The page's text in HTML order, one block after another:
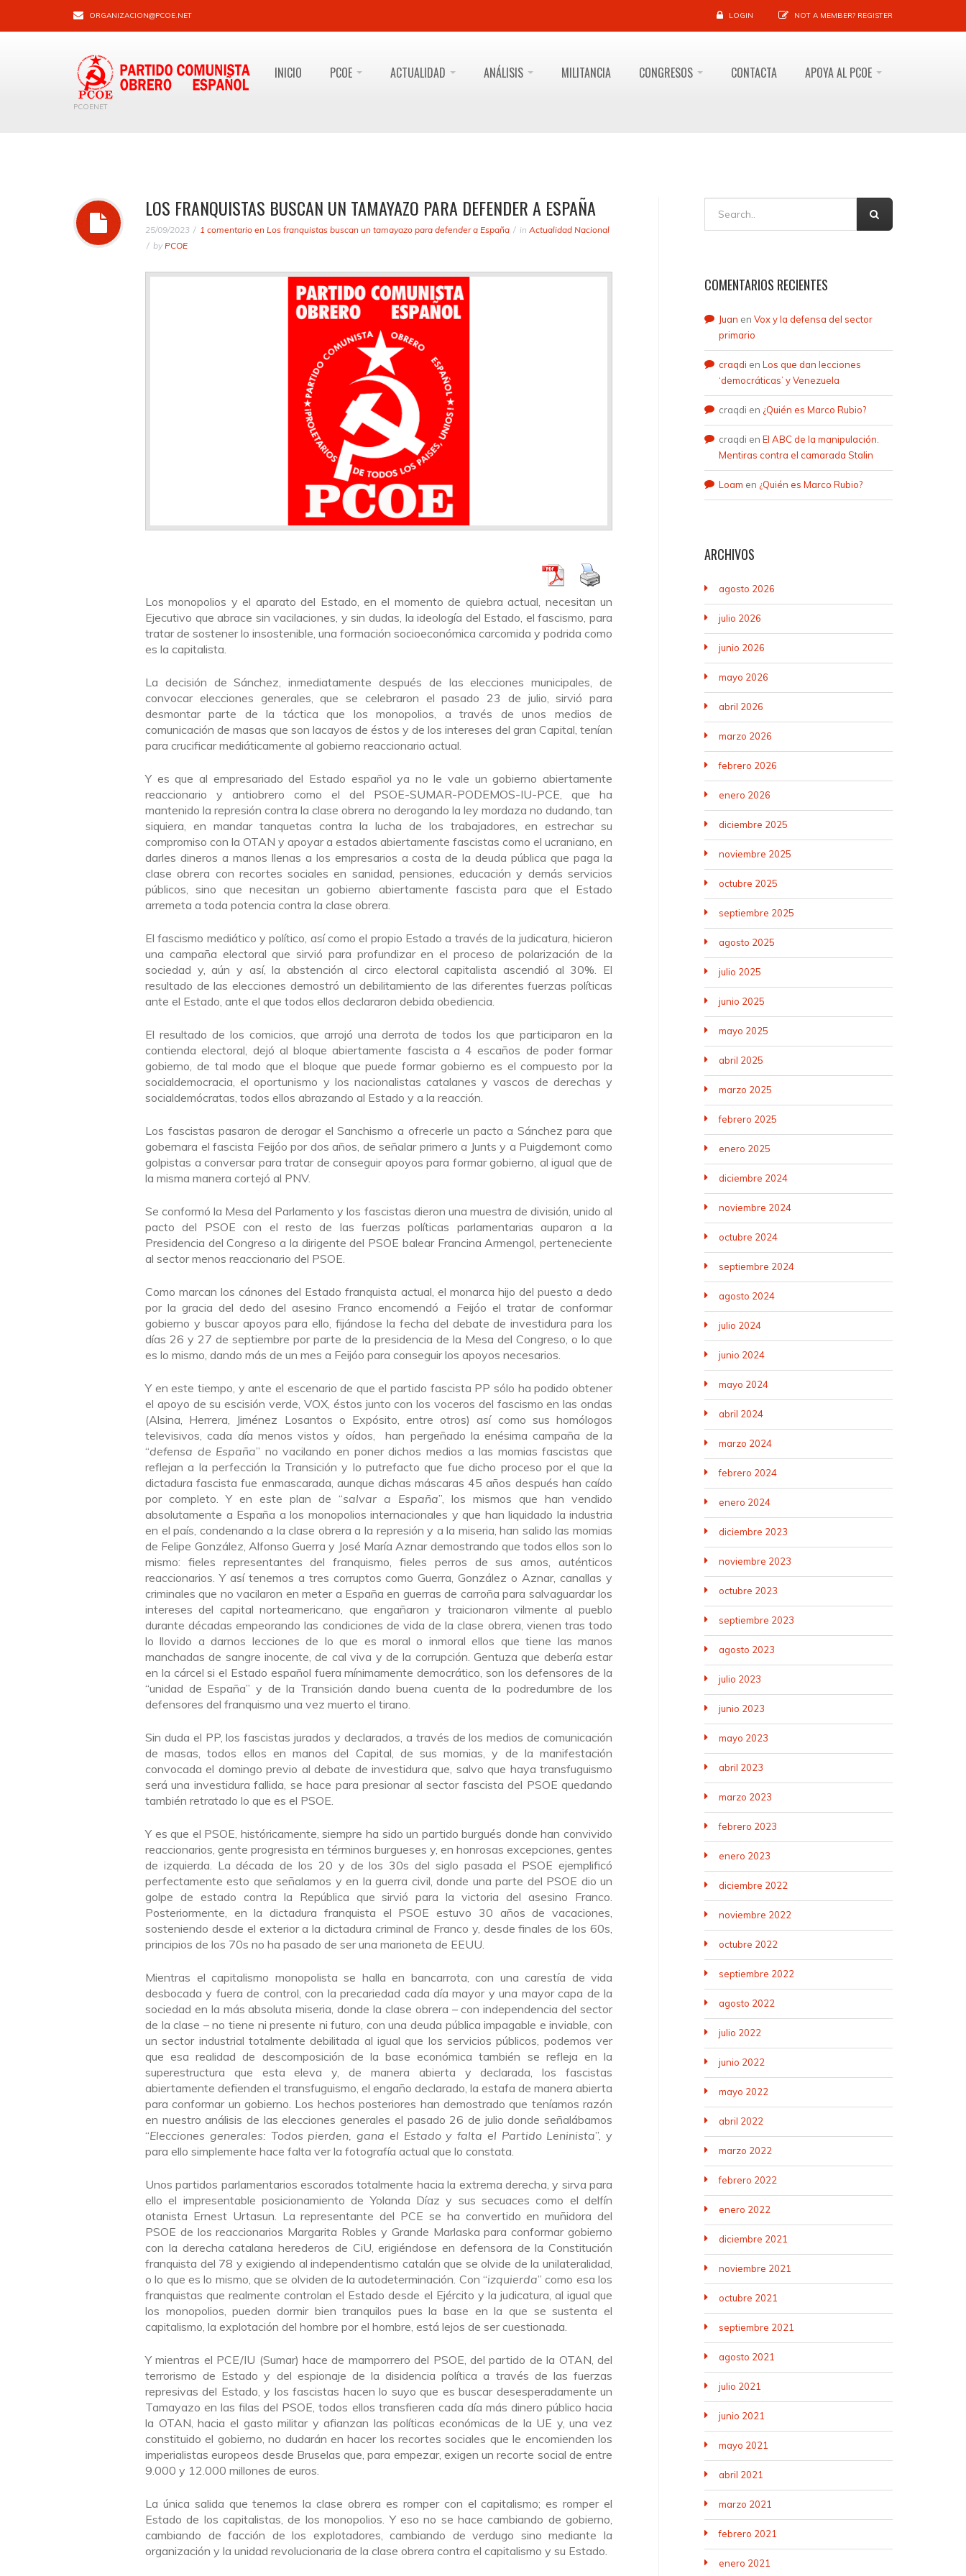
ORGANIZACION@PCOE.NET LOGIN NOT A MEMBER? REGISTER
PCOENET
INICIO PCOE ACTUALIDAD ANÁLISIS MILITANCIA CONGRESOS CONTACTA APOYA AL PCOE
LOS FRANQUISTAS BUSCAN UN TAMAYAZO PARA DEFENDER A ESPAÑA
25/09/2023 1 comentario en Los franquistas buscan un tamayazo para defender a España in Actualidad Nacional
by PCOE
Los monopolios y el aparato del Estado, en el momento de quiebra actual, necesitan un
Ejecutivo que abrace sin vacilaciones, y sin dudas, la ideología del Estado, el fascismo, para
tratar de sostener lo insostenible, una formación socioeconómica carcomida y podrida como
es la capitalista.
La decisión de Sánchez, inmediatamente después de las elecciones municipales, de
convocar elecciones generales, que se celebraron el pasado 23 de julio, sirvió para
desmontar parte de la táctica que los monopolios, a través de unos medios de
comunicación de masas que son lacayos de éstos y de los intereses del gran Capital, tenían
para crucificar mediáticamente al gobierno reaccionario actual.
Y es que al empresariado del Estado español ya no le vale un gobierno abiertamente
reaccionario y antiobrero como el del PSOE-SUMAR-PODEMOS-IU-PCE, que ha
mantenido la represión contra la clase obrera no derogando la ley mordaza no dudando, tan
siquiera, en mandar tanquetas contra la lucha de los trabajadores, en estrechar su
compromiso con la OTAN y apoyar a estados abiertamente fascistas como el ucraniano, en
darles dineros a manos llenas a los empresarios a costa de la deuda pública que paga la
clase obrera con recortes sociales en sanidad, pensiones, educación y demás servicios
públicos, sino que necesitan un gobierno abiertamente fascista para que el Estado
arremeta a toda potencia contra la clase obrera.
El fascismo mediático y político, así como el propio Estado a través de la judicatura, hicieron
una campaña electoral que sirvió para profundizar en el proceso de polarización de la
sociedad y, aún y así, la abstención al circo electoral capitalista ascendió al 30%. El
resultado de las elecciones demostró un debilitamiento de las diferentes fuerzas políticas
ante el Estado, ante el que todos ellos declararon debida obediencia.
El resultado de los comicios, que arrojó una derrota de todos los que participaron en la
contienda electoral, dejó al bloque abiertamente fascista a 4 escaños de poder formar
gobierno, de tal modo que el bloque que puede formar gobierno es el compuesto por la
socialdemocracia, el oportunismo y los nacionalistas catalanes y vascos de derechas y
socialdemócratas, todos ellos abrazando al Estado y a la reacción.
Los fascistas pasaron de derogar el Sanchismo a ofrecerle un pacto a Sánchez para que
gobernara el fascista Feijóo por dos años, de señalar primero a Junts y a Puigdemont como
golpistas a conversar para tratar de conseguir apoyos para formar gobierno, al igual que de
la misma manera cortejó al PNV.
Se conformó la Mesa del Parlamento y los fascistas dieron una muestra de división, unido al
pacto del PSOE con el resto de las fuerzas políticas parlamentarias auparon a la
Presidencia del Congreso a la dirigente del PSOE balear Francina Armengol, perteneciente
al sector menos reaccionario del PSOE.
Como marcan los cánones del Estado franquista actual, el monarca hijo del puesto a dedo
por la gracia del dedo del asesino Franco encomendó a Feijóo el tratar de conformar
gobierno y buscar apoyos para ello, fijándose la fecha del debate de investidura para los
días 26 y 27 de septiembre por parte de la presidencia de la Mesa del Congreso, o lo que
es lo mismo, dando más de un mes a Feijóo para conseguir los apoyos necesarios.
Y en este tiempo, y ante el escenario de que el partido fascista PP sólo ha podido obtener
el apoyo de su escisión verde, VOX, éstos junto con los voceros del fascismo en las ondas
(Alsina, Herrera, Jiménez Losantos o Expósito, entre otros) así como sus homólogos
televisivos, cada día menos vistos y oídos, han pergeñado la enésima campaña de la
“defensa de España” no vacilando en poner dichos medios a las momias fascistas que
reflejan a la perfección la Transición y lo putrefacto que fue dicho proceso por el que la
dictadura fascista fue enmascarada, aunque dichas máscaras 45 años después han caído
por completo. Y en este plan de “salvar a España”, los mismos que han vendido
absolutamente a España a los monopolios internacionales y que han liquidado la industria
en el país, condenando a la clase obrera a la represión y a la miseria, han salido las momias
de Felipe González, Alfonso Guerra y José María Aznar demostrando que todos ellos son lo
mismo: fieles representantes del franquismo, fieles perros de sus amos, auténticos
reaccionarios. Y así tenemos a tres corruptos como Guerra, González o Aznar, canallas y
criminales que no vacilaron en meter a España en guerras de carroña para salvaguardar los
intereses del capital norteamericano, que engañaron y traicionaron vilmente al pueblo
durante décadas empeorando las condiciones de vida de la clase obrera, vienen tras todo
lo llovido a darnos lecciones de lo que es moral o inmoral ellos que tiene las manos
manchadas de sangre inocente, de cal viva y de la corrupción. Gentuza que debería estar
en la cárcel si el Estado español fuera mínimamente democrático, son los defensores de la
“unidad de España” y de la Transición dando buena cuenta de la podredumbre de los
defensores del franquismo una vez muerto el tirano.
Sin duda el PP, los fascistas jurados y declarados, a través de los medios de comunicación
de masas, todos ellos en manos del Capital, de sus momias, y de la manifestación
convocada el domingo previo al debate de investidura que, salvo que haya transfuguismo
será una investidura fallida, se hace para presionar al sector fascista del PSOE quedando
también retratado lo que es el PSOE.
Y es que el PSOE, históricamente, siempre ha sido un partido burgués donde han convivido
reaccionarios, gente progresista en términos burgueses y, en honrosas excepciones, gentes
de izquierda. La década de los 20 y de los 30s del siglo pasada el PSOE ejemplificó
perfectamente esto que señalamos y en la guerra civil, donde una parte del PSOE dio un
golpe de estado contra la República que sirvió para la victoria del asesino Franco.
Posteriormente, en la dictadura franquista el PSOE estuvo 30 años de vacaciones,
sosteniendo desde el exterior a la dictadura criminal de Franco y, desde finales de los 60s,
principios de los 70s no ha pasado de ser una marioneta de EEUU.
Mientras el capitalismo monopolista se halla en bancarrota, con una carestía de vida
desbocada y fuera de control, con la precariedad cada día mayor y una mayor capa de la
sociedad en la más absoluta miseria, donde la clase obrera – con independencia del sector
de la clase – no tiene ni presente ni futuro, con una deuda pública impagable e inviable, con
un sector industrial totalmente debilitada al igual que los servicios públicos, podemos ver
que esa realidad de descomposición de la base económica también se refleja en la
superestructura que esta eleva y, de manera abierta y declarada, los fascistas
abiertamente defienden el transfuguismo, el engaño declarado, la estafa de manera abierta
para conformar un gobierno. Los hechos posteriores han demostrado que teníamos razón
en nuestro análisis de las elecciones generales el pasado 26 de julio donde señalábamos
“Elecciones generales: Todos pierden, gana el Estado y falta el Partido Leninista”, y
para ello simplemente hace falta ver la fotografía actual que lo constata.
Unos partidos parlamentarios escorados totalmente hacia la extrema derecha, y sirva para
ello el impresentable posicionamiento de Yolanda Díaz y sus secuaces como el delfín
otanista Ernest Urtasun. La representante del PCE se ha convertido en muñidora del
PSOE de los reaccionarios Margarita Robles y Grande Marlaska para conformar gobierno
con la derecha catalana herederos de CiU, erigiéndose en defensora de la Constitución
franquista del 78 y exigiendo al independentismo catalán que se olvide de la unilateralidad,
o lo que es lo mismo, que se olviden de la autodeterminación. Con “izquierda” como esa los
franquistas que realmente controlan el Estado desde el Ejército y la judicatura, al igual que
los monopolios, pueden dormir bien tranquilos pues la base en la que se sustenta el
capitalismo, la explotación del hombre por el hombre, está lejos de ser cuestionada.
Y mientras el PCE/IU (Sumar) hace de mamporrero del PSOE, del partido de la OTAN, del
terrorismo de Estado y del espionaje de la disidencia política a través de las fuerzas
represivas del Estado, y los fascistas hacen lo suyo que es buscar desesperadamente un
Tamayazo en las filas del PSOE, todos ellos transfieren cada día más dinero público hacia
la OTAN, hacia el gasto militar y afianzan las políticas económicas de la UE y, una vez
constituido el gobierno, no dudarán en hacer los recortes sociales que le encomienden los
imperialistas europeos desde Bruselas que, para empezar, exigen un recorte social de entre
9.000 y 12.000 millones de euros.
La única salida que tenemos la clase obrera es romper con el capitalismo; es romper el
Estado de los capitalistas, de los monopolios. Y eso no se hace cambiando de gobierno,
cambiando de facción de los explotadores, cambiando de verdugo sino mediante la
organización y la unidad revolucionaria de la clase obrera contra el capitalismo y su Estado.
COMENTARIOS RECIENTES
Juan en Vox y la defensa del sector
primario
craqdi en Los que dan lecciones
‘democráticas’ y Venezuela
craqdi en ¿Quién es Marco Rubio?
craqdi en El ABC de la manipulación.
Mentiras contra el camarada Stalin
Loam en ¿Quién es Marco Rubio?
ARCHIVOS
agosto 2026
julio 2026
junio 2026
mayo 2026
abril 2026
marzo 2026
febrero 2026
enero 2026
diciembre 2025
noviembre 2025
octubre 2025
septiembre 2025
agosto 2025
julio 2025
junio 2025
mayo 2025
abril 2025
marzo 2025
febrero 2025
enero 2025
diciembre 2024
noviembre 2024
octubre 2024
septiembre 2024
agosto 2024
julio 2024
junio 2024
mayo 2024
abril 2024
marzo 2024
febrero 2024
enero 2024
diciembre 2023
noviembre 2023
octubre 2023
septiembre 2023
agosto 2023
julio 2023
junio 2023
mayo 2023
abril 2023
marzo 2023
febrero 2023
enero 2023
diciembre 2022
noviembre 2022
octubre 2022
septiembre 2022
agosto 2022
julio 2022
junio 2022
mayo 2022
abril 2022
marzo 2022
febrero 2022
enero 2022
diciembre 2021
noviembre 2021
octubre 2021
septiembre 2021
agosto 2021
julio 2021
junio 2021
mayo 2021
abril 2021
marzo 2021
febrero 2021
enero 2021